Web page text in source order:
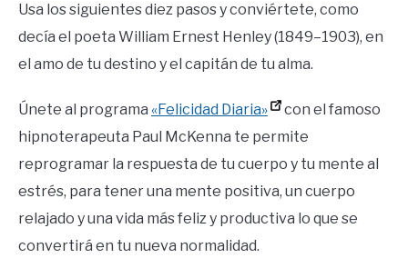
Usa los siguientes diez pasos y conviértete, como
decía el poeta William Ernest Henley (1849–1903), en
el amo de tu destino y el capitán de tu alma.
Únete al programa «Felicidad Diaria»
con el famoso
hipnoterapeuta Paul McKenna te permite
reprogramar la respuesta de tu cuerpo y tu mente al
estrés, para tener una mente positiva, un cuerpo
relajado y una vida más feliz y productiva lo que se
convertirá en tu nueva normalidad.